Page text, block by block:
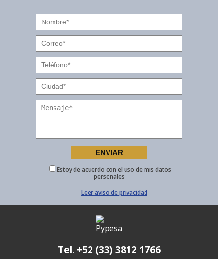
Estoy de acuerdo con el uso de mis datos
personales
Leer aviso de privacidad
Tel. +52 (33) 3812 1766